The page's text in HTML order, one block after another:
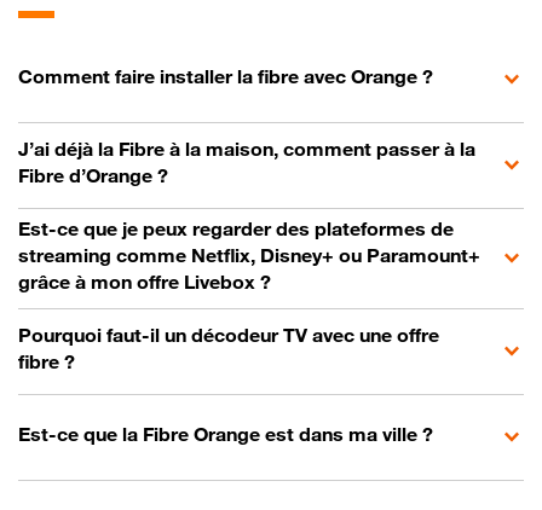
Comment faire installer la fibre avec Orange ?
J’ai déjà la Fibre à la maison, comment passer à la
Fibre d’Orange ?
Est-ce que je peux regarder des plateformes de
streaming comme Netflix, Disney+ ou Paramount+
grâce à mon offre Livebox ?
Pourquoi faut-il un décodeur TV avec une offre
fibre ?
Est-ce que la Fibre Orange est dans ma ville ?